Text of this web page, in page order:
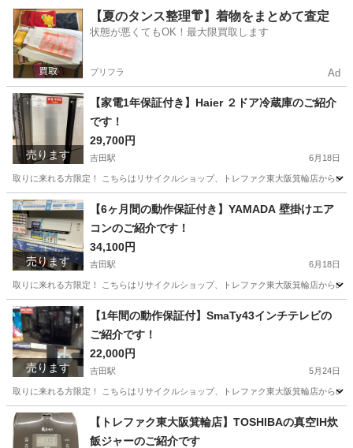
大阪 東大阪市 吉田駅 季節、空調家電 YAMADA
【夏のタンス整理👘】着物をまとめて査定
状態が悪くてもOK！最大限買取します
プリフラ Ad
売ります
【家電1年保証付き】Haier ２ドア冷蔵庫のご紹介
です！
29,700円
吉田駅 6月18日
取りに来れる方限定！ こちらはリサイクルショップ、トレファク東大阪箕輪店から
大阪 東大阪市 吉田駅 キッチン家電
売ります
【6ヶ月間の動作保証付き】YAMADA 壁掛けエア
コンのご紹介です！
34,100円
吉田駅 6月18日
取りに来れる方限定！ こちらはリサイクルショップ、トレファク東大阪箕輪店からの
大阪 東大阪市 吉田駅 季節、空調家電 YAMADA
売ります
【1年間の動作保証付】SmaTy43インチテレビの
ご紹介です！
22,000円
吉田駅 5月24日
取りに来れる方限定！ こちらはリサイクルショップ、トレファク東大阪箕輪店から
大阪 東大阪市 テレビ 貸し出し
【トレファク東大阪箕輪店】TOSHIBAの真空IH炊
飯ジャーのご紹介です